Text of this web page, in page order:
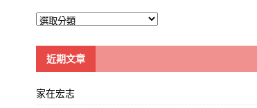
大
線
近期文章
家在宏志